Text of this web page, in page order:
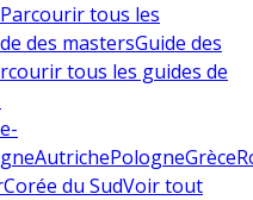
tous les
des mastersGuide des
tous les guides de
AutrichePologneGrèce
Corée du SudVoir tout